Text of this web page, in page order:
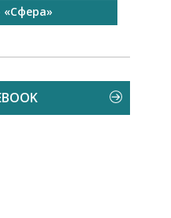
«Сфера»